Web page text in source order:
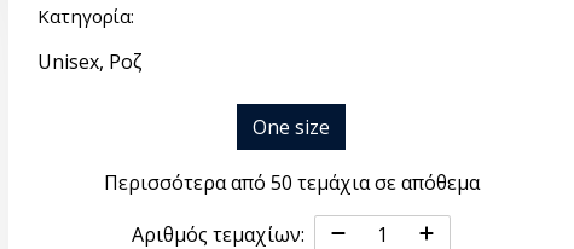
Κατηγορία:
Unisex, Ροζ
One size
Περισσότερα από 50 τεμάχια σε απόθεμα
Αριθμός τεμαχίων: